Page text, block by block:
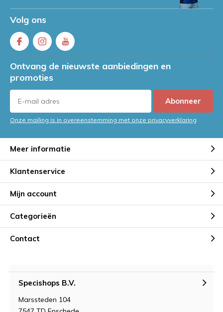
Volg ons
Ontvang de nieuwste aanbiedingen en
promoties
Abonneer
Onze mailing is in overeenstemming met onze privacyverklaring
Meer informatie
Klantenservice
Mijn account
Categorieën
Contact
Specishops B.V.
Marssteden 104